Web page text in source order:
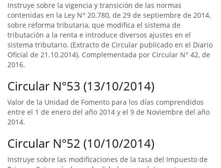
Instruye sobre la vigencia y transición de las normas
contenidas en la Ley N° 20.780, de 29 de septiembre de 2014,
sobre reforma tributaria, que modifica el sistema de
tributación a la renta e introduce diversos ajustes en el
sistema tributario. (Extracto de Circular publicado en el Diario
Oficial de 21.10.2014). Complementada por Circular N° 42, de
2016.
Circular N°53 (13/10/2014)
Valor de la Unidad de Fomento para los días comprendidos
entre el 1 de enero del año 2014 y el 9 de Noviembre del año
2014.
Circular N°52 (10/10/2014)
Instruye sobre las modificaciones de la tasa del Impuesto de